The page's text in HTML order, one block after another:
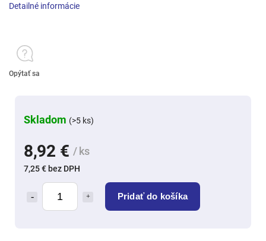
8,92 € / ks
7,25 € bez DPH
Pridať do košíka
Skladom (>5 ks)
Detailné informácie
Opýtať sa